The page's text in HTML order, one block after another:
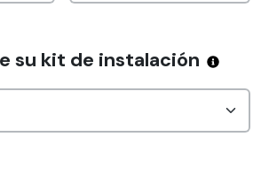
su kit de instalación